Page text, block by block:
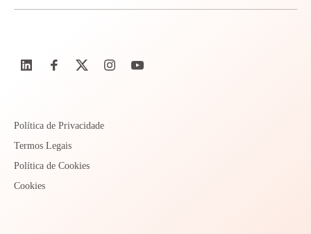
Política de Privacidade
Termos Legais
Política de Cookies
Cookies